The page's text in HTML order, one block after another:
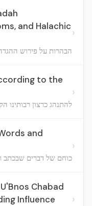
and Halachic
הבהרות על פירוש
›
to the
להתנהג כרצון רבותינו
›
and
כוחם של דברים שבכתב
›
Chabad
Influence
›